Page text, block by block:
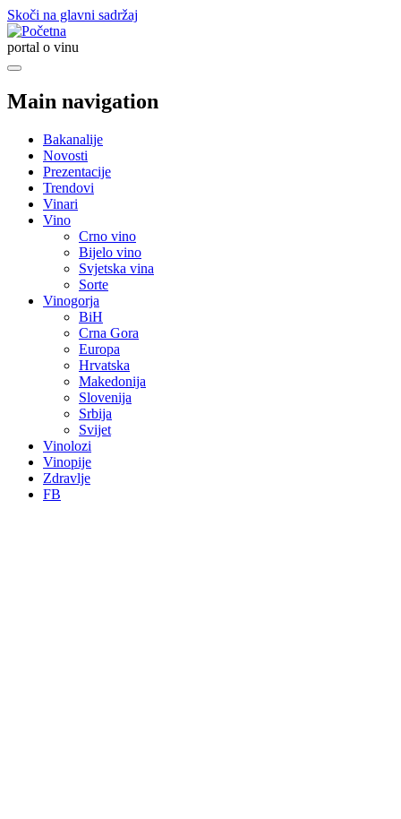
Skoči na glavni sadržaj
portal o vinu
Main navigation
Bakanalije
Novosti
Prezentacije
Trendovi
Vinari
Vino
Crno vino
Bijelo vino
Svjetska vina
Sorte
Vinogorja
BiH
Crna Gora
Europa
Hrvatska
Makedonija
Slovenija
Srbija
Svijet
Vinolozi
Vinopije
Zdravlje
FB